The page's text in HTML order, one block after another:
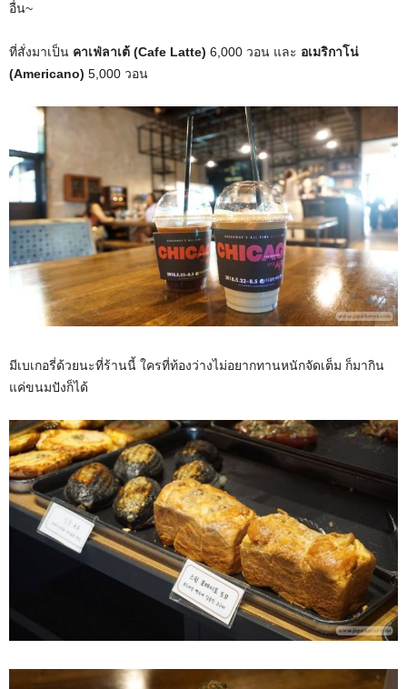
อื่น~
ที่สั่งมาเป็น คาเฟ่ลาเต้ (Cafe Latte) 6,000 วอน และ อเมริกาโน่
(Americano) 5,000 วอน
มีเบเกอรี่ด้วยนะที่ร้านนี้ ใครที่ท้องว่างไม่อยากทานหนักจัดเต็ม ก็มากิน
แค่ขนมปังก็ได้